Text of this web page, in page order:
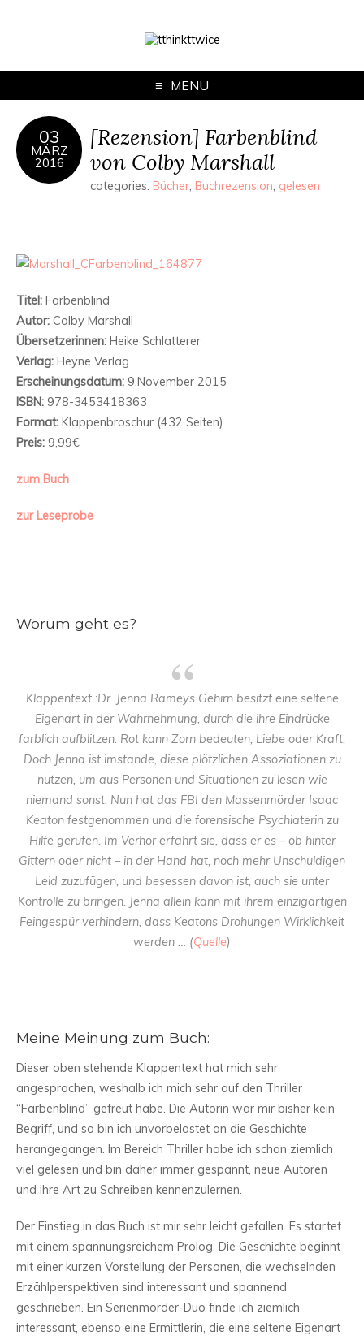
MENU
03
MÄRZ
2016
[Rezension] Farbenblind
von Colby Marshall
categories: Bücher, Buchrezension, gelesen
Titel: Farbenblind
Autor: Colby Marshall
Übersetzerinnen: Heike Schlatterer
Verlag: Heyne Verlag
Erscheinungsdatum: 9.November 2015
ISBN: 978-3453418363
Format: Klappenbroschur (432 Seiten)
Preis: 9,99€
zum Buch
zur Leseprobe
Worum geht es?
Klappentext :Dr. Jenna Rameys Gehirn besitzt eine seltene
Eigenart in der Wahrnehmung, durch die ihre Eindrücke
farblich aufblitzen: Rot kann Zorn bedeuten, Liebe oder Kraft.
Doch Jenna ist imstande, diese plötzlichen Assoziationen zu
nutzen, um aus Personen und Situationen zu lesen wie
niemand sonst. Nun hat das FBI den Massenmörder Isaac
Keaton festgenommen und die forensische Psychiaterin zu
Hilfe gerufen. Im Verhör erfährt sie, dass er es – ob hinter
Gittern oder nicht – in der Hand hat, noch mehr Unschuldigen
Leid zuzufügen, und besessen davon ist, auch sie unter
Kontrolle zu bringen. Jenna allein kann mit ihrem einzigartigen
Feingespür verhindern, dass Keatons Drohungen Wirklichkeit
werden … (Quelle)
Meine Meinung zum Buch:
Dieser oben stehende Klappentext hat mich sehr
angesprochen, weshalb ich mich sehr auf den Thriller
“Farbenblind” gefreut habe. Die Autorin war mir bisher kein
Begriff, und so bin ich unvorbelastet an die Geschichte
herangegangen. Im Bereich Thriller habe ich schon ziemlich
viel gelesen und bin daher immer gespannt, neue Autoren
und ihre Art zu Schreiben kennenzulernen.
Der Einstieg in das Buch ist mir sehr leicht gefallen. Es startet
mit einem spannungsreichem Prolog. Die Geschichte beginnt
mit einer kurzen Vorstellung der Personen, die wechselnden
Erzählperspektiven sind interessant und spannend
geschrieben. Ein Serienmörder-Duo finde ich ziemlich
interessant, ebenso eine Ermittlerin, die eine seltene Eigenart